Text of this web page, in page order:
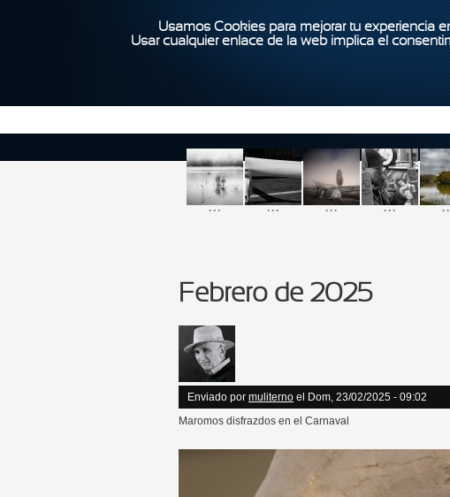
Usamos Cookies para mejorar tu experiencia
Usar cualquier enlace de la web implica el
... ... ... ...
Febrero de 2025
Enviado por muliterno el Dom, 23/02/2025 - 09:02
Maromos disfrazdos en el Carnaval